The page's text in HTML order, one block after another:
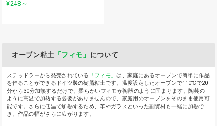
¥248 ～
オーブン粘土 「フィモ」 について
ステッドラーから発売されている 「フィモ」は、家庭にあるオーブンで簡単に作品
を作ることができるドイツ製の樹脂粘土です。温度設定したオーブンで110℃で20
分から30分加熱するだけで、柔らかいフィモが陶器のように固まります。陶芸の
ように高温で加熱する必要がありませんので、家庭用のオーブンをそのまま使用可
能です。さらに低温で加熱するため、革やガラスといった副資材も一緒に加熱で
き、作品の幅がさらに広がります。